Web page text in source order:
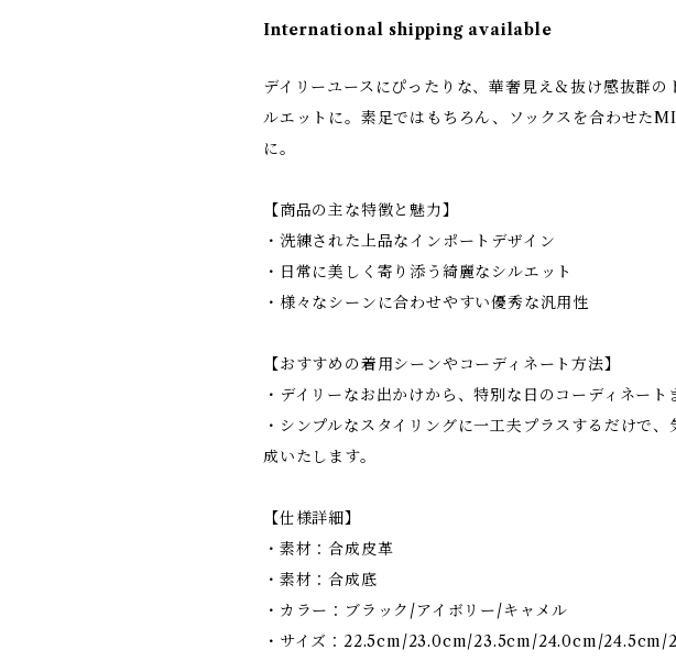
International shipping available
デイリーユースにぴったりな、華奢見え＆抜け感抜群の
ルエットに。素足ではもちろん、ソックスを合わせた
に。
【商品の主な特徴と魅力】
・洗練された上品なインポートデザイン
・日常に美しく寄り添う綺麗なシルエット
・様々なシーンに合わせやすい優秀な汎用性
【おすすめの着用シーンやコーディネート方法】
・デイリーなお出かけから、特別な日のコーディネート
・シンプルなスタイリングに一工夫プラスするだけで
成いたします。
【仕様詳細】
・素材：合成皮革
・素材：合成底
・カラー：ブラック/アイボリー/キャメル
・サイズ：22.5cm/23.0cm/23.5cm/24.0cm/24.5cm/